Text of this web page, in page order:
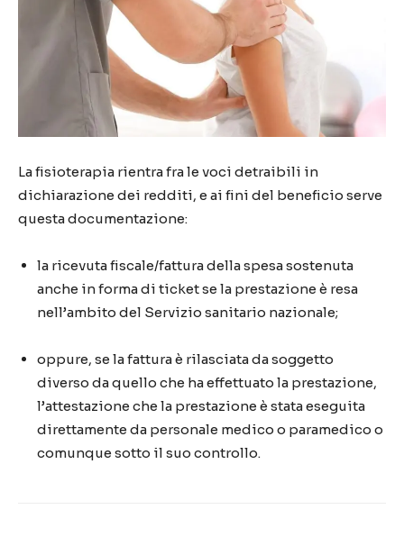
La fisioterapia rientra fra le voci detraibili in
dichiarazione dei redditi, e ai fini del beneficio serve
questa documentazione:
la ricevuta fiscale/fattura della spesa sostenuta
anche in forma di ticket se la prestazione è resa
nell’ambito del Servizio sanitario nazionale;
oppure, se la fattura è rilasciata da soggetto
diverso da quello che ha effettuato la prestazione,
l’attestazione che la prestazione è stata eseguita
direttamente da personale medico o paramedico o
comunque sotto il suo controllo.